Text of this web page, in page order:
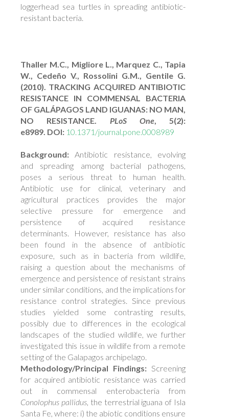
loggerhead sea turtles in spreading antibiotic-
resistant bacteria.
Thaller M.C., Migliore L., Marquez C., Tapia
W., Cedeño V., Rossolini G.M., Gentile G.
(2010). TRACKING ACQUIRED ANTIBIOTIC
RESISTANCE IN COMMENSAL BACTERIA
OF GALÁPAGOS LAND IGUANAS: NO MAN,
NO RESISTANCE. PLoS One, 5(2):
e8989. DOI: 10.1371/journal.pone.0008989
Background: Antibiotic resistance, evolving
and spreading among bacterial pathogens,
poses a serious threat to human health.
Antibiotic use for clinical, veterinary and
agricultural practices provides the major
selective pressure for emergence and
persistence of acquired resistance
determinants. However, resistance has also
been found in the absence of antibiotic
exposure, such as in bacteria from wildlife,
raising a question about the mechanisms of
emergence and persistence of resistant strains
under similar conditions, and the implications for
resistance control strategies. Since previous
studies yielded some contrasting results,
possibly due to differences in the ecological
landscapes of the studied wildlife, we further
investigated this issue in wildlife from a remote
setting of the Galapagos archipelago.
Methodology/Principal Findings: Screening
for acquired antibiotic resistance was carried
out in commensal enterobacteria from
Conolophus pallidus, the terrestrial iguana of Isla
Santa Fe, where: i) the abiotic conditions ensure